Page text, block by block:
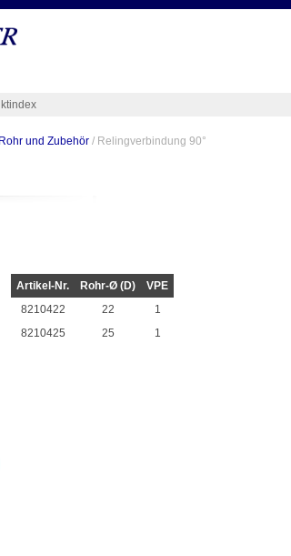
und Zubehör/ Relingverbindung 90°
Artikel-Nr. Rohr-Ø (D)
VPE
8210422
22
1
8210425
25 1